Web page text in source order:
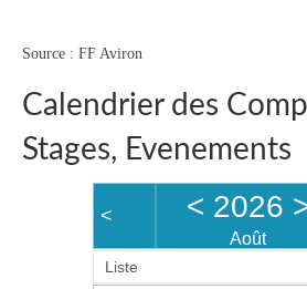
Source : FF Aviron
Calendrier des
Stages, Evenements
< < 2026
Août
Liste